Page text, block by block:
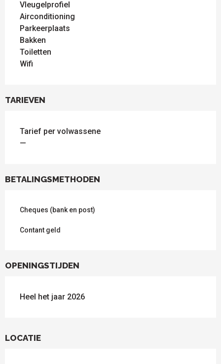
Vleugelprofiel
Airconditioning
Parkeerplaats
Bakken
Toiletten
Wifi
TARIEVEN
Tarief per volwassene
—
BETALINGSMETHODEN
Cheques (bank en post)
Contant geld
OPENINGSTIJDEN
Heel het jaar 2026
LOCATIE